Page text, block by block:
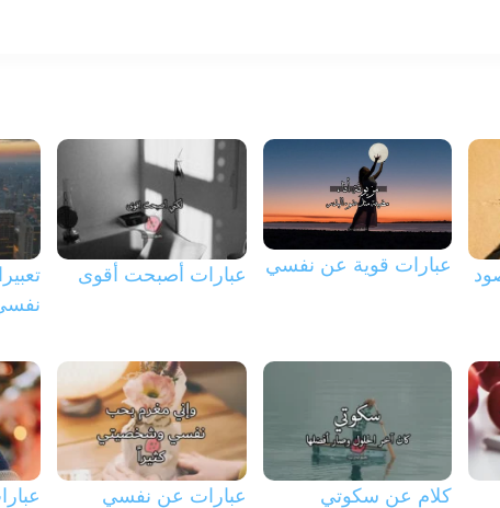
عبارات قوية عن نفسي عبارات أصبحت أقوى
كلام عن سكوتي
عبارات عن نفسي